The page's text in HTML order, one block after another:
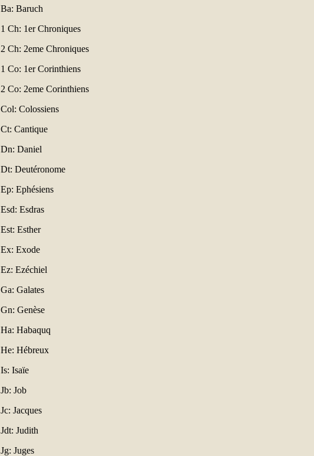
Ba: Baruch
1 Ch: 1er Chroniques
2 Ch: 2eme Chroniques
1 Co: 1er Corinthiens
2 Co: 2eme Corinthiens
Col: Colossiens
Ct: Cantique
Dn: Daniel
Dt: Deutéronome
Ep: Ephésiens
Esd: Esdras
Est: Esther
Ex: Exode
Ez: Ezéchiel
Ga: Galates
Gn: Genèse
Ha: Habaquq
He: Hébreux
Is: Isaïe
Jb: Job
Jc: Jacques
Jdt: Judith
Jg: Juges